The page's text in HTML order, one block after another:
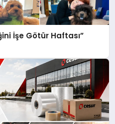
İşe Götür Haftası”